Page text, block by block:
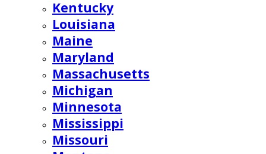
Kentucky
Louisiana
Maine
Maryland
Massachusetts
Michigan
Minnesota
Mississippi
Missouri